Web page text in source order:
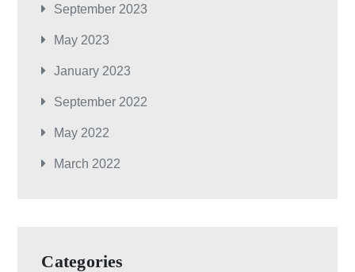
September 2023
May 2023
January 2023
September 2022
May 2022
March 2022
Categories